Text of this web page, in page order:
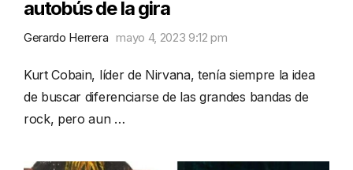
autobús de la gira
Gerardo Herrera mayo 4, 2023 9:12 pm
Kurt Cobain, líder de Nirvana, tenía siempre la idea
de buscar diferenciarse de las grandes bandas de
rock, pero aun …